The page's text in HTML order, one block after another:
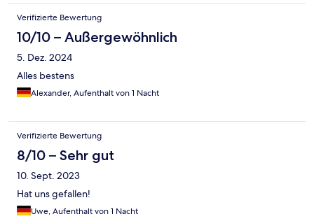
Verifizierte Bewertung
10/10 – Außergewöhnlich
5. Dez. 2024
Alles bestens
Alexander, Aufenthalt von 1 Nacht
Verifizierte Bewertung
8/10 – Sehr gut
10. Sept. 2023
Hat uns gefallen!
Uwe, Aufenthalt von 1 Nacht